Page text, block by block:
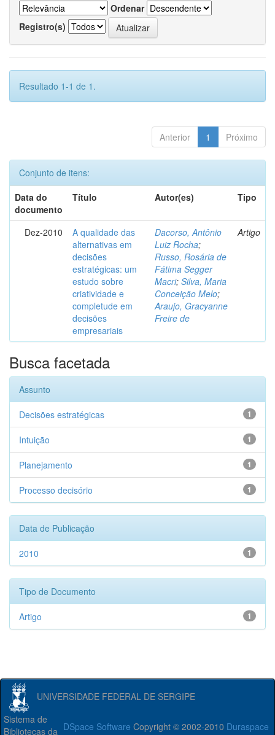
Ordenar
Registro(s)
Resultado 1-1 de 1.
Anterior 1 Próximo
Conjunto de itens:
Data do
documento
Título Autor(es) Tipo
Dez-2010
A qualidade das
alternativas em
decisões
estratégicas: um
estudo sobre
criatividade e
completude em
decisões
empresariais
Dacorso, Antônio
Luiz Rocha;
Russo, Rosária de
Fátima Segger
Macri; Silva, Maria
Conceição Melo;
Araujo, Gracyanne
Freire de
Artigo
Busca facetada
Assunto
1
Decisões estratégicas
1
Intuição
1
Planejamento
1
Processo decisório
Data de Publicação
1
2010
Tipo de Documento
1
Artigo
UNIVERSIDADE FEDERAL DE SERGIPE
DSpace Software Copyright © 2002-2010 Duraspace
Sistema de
Bibliotecas da